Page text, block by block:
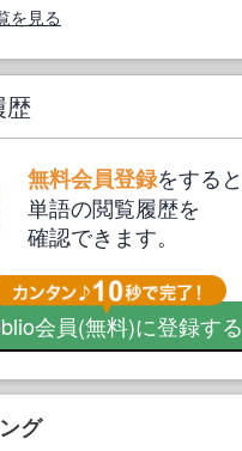
を見る
歴
無料会員登録をすると
単語の閲覧履歴を
確認できます。
会員(無料)に登録する
グ